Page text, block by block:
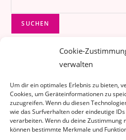
Cookie-
verwalten
Um dir ein optimales Erlebnis zu bieten,
Cookies, um Geräteinformationen zu
zuzugreifen. Wenn du diesen
wie das Surfverhalten oder eindeutige
verarbeiten. Wenn du deine Zustimmung
können bestimmte Merkmale und
SUCHEN